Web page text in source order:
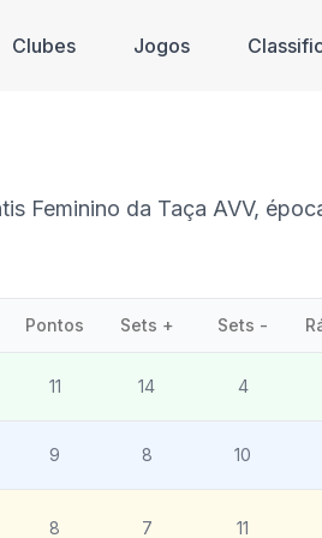
Clubes Jogos
Feminino da Taça AVV,
Pontos Sets + Sets -
11 14 4
9 8 10
8 7 11